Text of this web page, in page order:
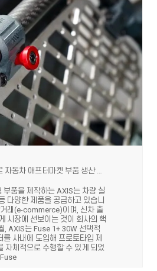
AXIS, Fuse Series 도입으로 자동차 애프터마켓 부품 생산 속도 6배 향상
품을 제작하는 AXIS는 차량 실
다양한 제품을 공급하고 있습니
래(e-commerce)이며, 신차 출
시장에 선보이는 것이 회사의 핵
, AXIS는 Fuse 1+ 30W 선택적
사내에 도입해 프로토타입 제
자체적으로 수행할 수 있게 되었